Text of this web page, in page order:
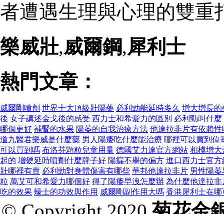
者遭遇生理與心理的雙重
樂威壯,威爾鋼,犀利士
熱門文章：
威爾剛噴劑 世界十大頂級壯陽藥 必利勁能延時多久 增大增長的
後 女子講述金戈後的感受 西力士和希愛力的區別 必利勁叫什麼
哪個更好 補腎的水果 陽萎的自我治療方法 他達拉非片有依賴性
道九醫君樂威是什麼藥 男人陽痿吃什麼能治療 哪裡可以買到偉
可以買到嗎 布洛芬顆粒兒童用量 德國艾力達官方網站 相模增大
起的 增硬延時噴劑什麼牌子好 陽瘺不舉的偏方 進口西力士官方
壯哪裡有賣 必利勁對身體傷害有哪些 華邦他達拉非片 男性陽
粒 萬艾可和希愛力哪個好 得了陽痿早洩怎麼辦 為什麼他達拉
吃的效果 蠔士的功效與作用 威爾剛副作用大嗎 香港犀利士在哪